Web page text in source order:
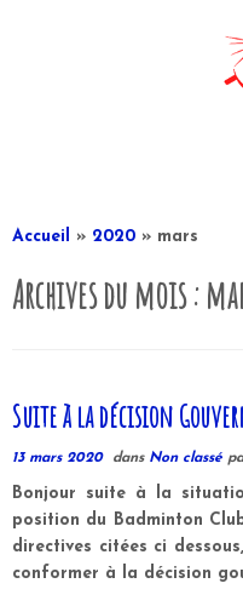
auAccueil » 2020 » mars
Archives du mois :
Suite à la décision
13 mars 2020dans Non classé
Bonjour suite à la
position du Badminton
directives citées ci
conformer à la décision